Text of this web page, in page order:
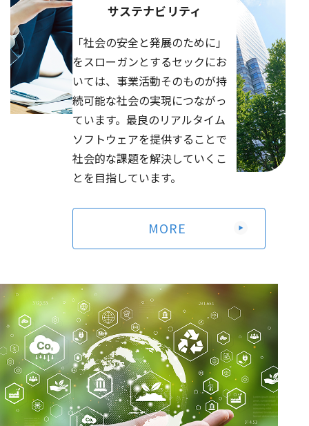
Kaggle「第7回全国医療AIコンテスト」にて当社社員参加
チームが優勝
2026/04/10 お知らせ
量子コンピューティングEXPO出展のお知らせ
お知らせ
AI・人工知能EXPO 出展のお知らせ
大阪大学量子情報・量子生命研究センター（QIQB）、セ
ック、順天堂大学 計算待ち時間を短縮する量子マルチプ
ログラミングを開発
（904KB）
2026/06/01 その他
2026年定時株主総会招集ご通知 （3,928KB）
その他
2026年定時株主総会資料（電子提供措置事項のうち法令
及び定款に基づく書面交付請求による交付書面に記載しな
（263KB）
サステナビリティ
「社会の安全と発展のために」
をスローガンとするセックにお
いては、事業活動そのものが持
続可能な社会の実現につながっ
ています。最良のリアルタイム
ソフトウェアを提供することで
社会的な課題を解決していくこ
とを目指しています。
MORE